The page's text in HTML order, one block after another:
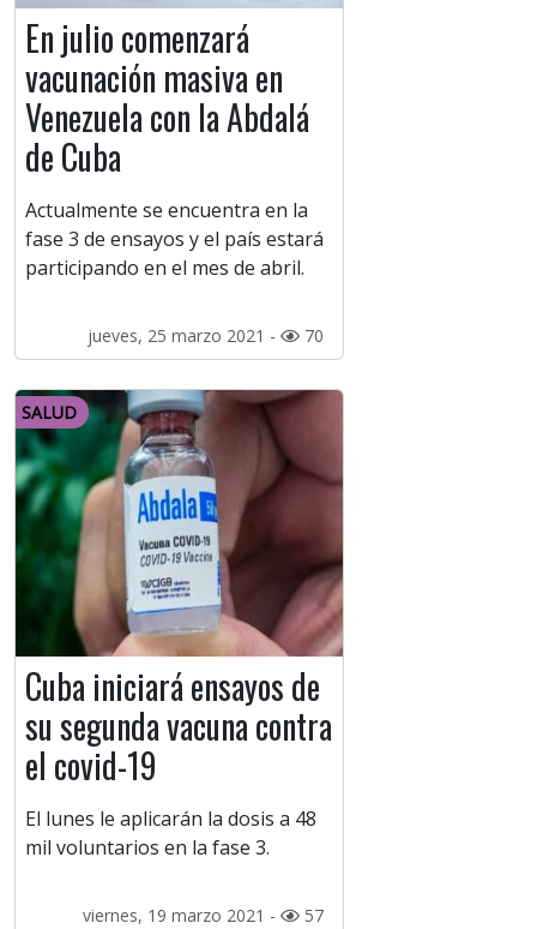
En julio comenzará
vacunación masiva en
Venezuela con la Abdalá
de Cuba
Actualmente se encuentra en la
fase 3 de ensayos y el país estará
participando en el mes de abril.
jueves, 25 marzo 2021 - 70
SALUD
Cuba iniciará ensayos de
su segunda vacuna contra
el covid-19
El lunes le aplicarán la dosis a 48
mil voluntarios en la fase 3.
viernes, 19 marzo 2021 - 57